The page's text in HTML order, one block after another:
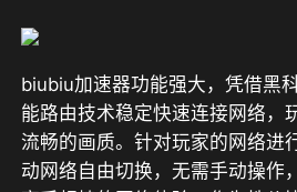
biubiu加速器功能强大，凭借黑
能路由技术稳定快速连接网络，
流畅的画质。针对玩家的网络进
动网络自由切换，无需手动操作